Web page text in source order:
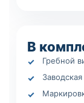
В
Гребной